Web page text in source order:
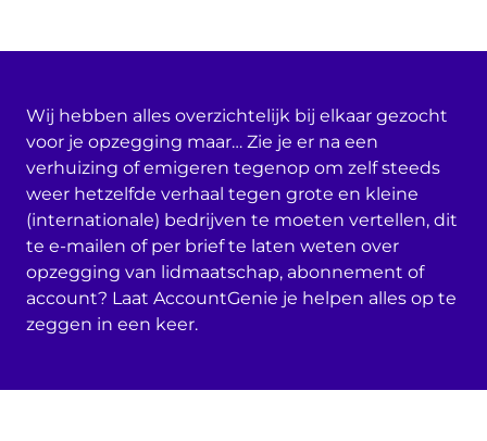
Wij hebben alles overzichtelijk bij elkaar gezocht
voor je opzegging maar… Zie je er na een
verhuizing of emigeren tegenop om zelf steeds
weer hetzelfde verhaal tegen grote en kleine
(internationale) bedrijven te moeten vertellen, dit
te e-mailen of per brief te laten weten over
opzegging van lidmaatschap, abonnement of
account? Laat AccountGenie je helpen alles op te
zeggen in een keer.